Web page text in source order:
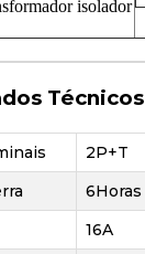
isolador
Técnicos
2P+T
6Horas
16A